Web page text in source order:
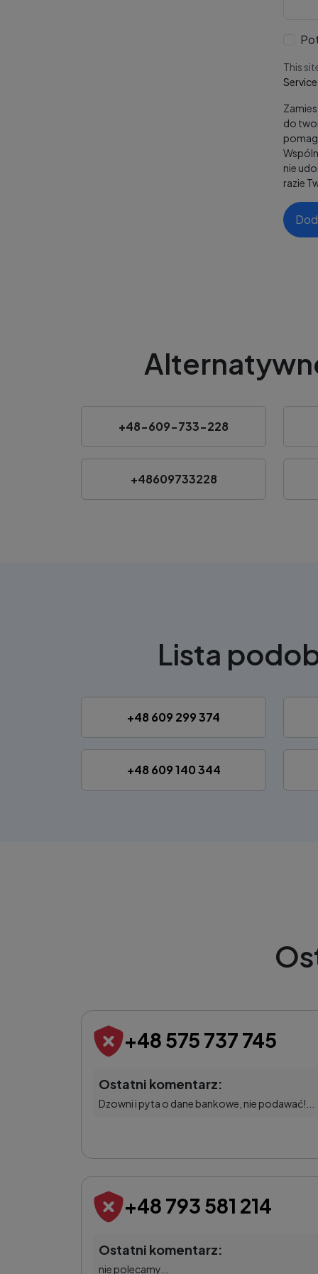
This
Service
do
nie
razie
+48-609-733-228
+48609733228
Lista
+48 609 299 374
+48 609 140 344
+48 575 737 745
Ostatni komentarz:
Dzowni i pyta o dane bankowe, nie podawać!...
+48 793 581 214
Ostatni komentarz:
nie polecamy...